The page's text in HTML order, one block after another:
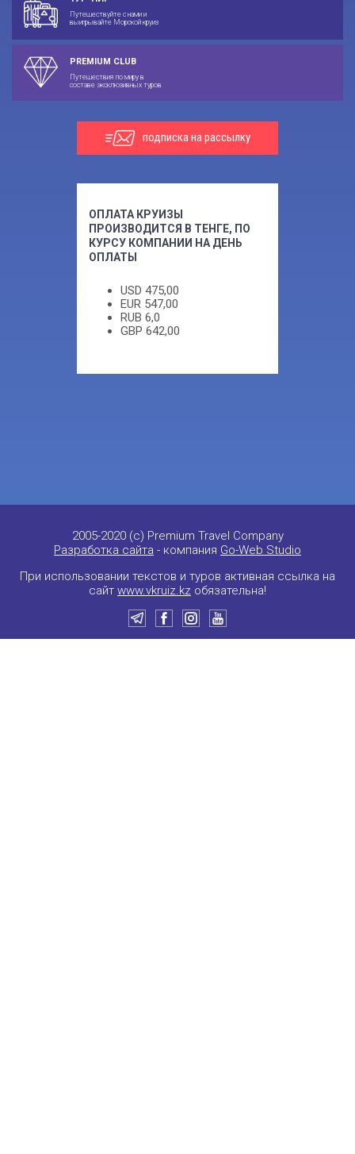
Путешествуйте с нами и
выигрывайте Морской круиз
PREMIUM CLUB
Путешествия по миру в
составе эксклюзивных туров
подписка на рассылку
ОПЛАТА КРУИЗЫ
ПРОИЗВОДИТСЯ В ТЕНГЕ, ПО
КУРСУ КОМПАНИИ НА ДЕНЬ
ОПЛАТЫ
USD 475,00
EUR 547,00
RUB 6,0
GBP 642,00
2005-2020 (c) Premium Travel Company
Разработка сайта - компания Go-Web Studio
При использовании текстов и туров активная ссылка на
сайт www.vkruiz.kz обязательна!